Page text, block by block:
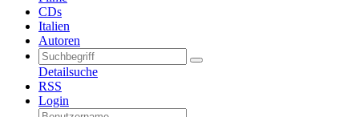
CDs
Italien
Autoren
Detailsuche
RSS
Login